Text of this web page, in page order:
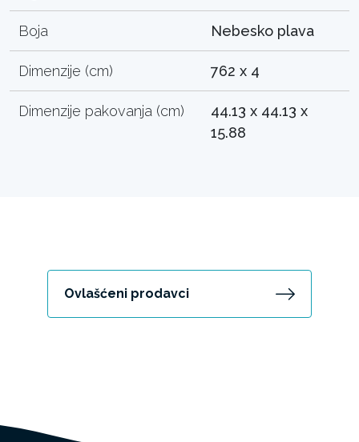
Boja Nebesko plava
Dimenzije (cm) 762 x 4
Dimenzije pakovanja (cm)
44.13 x 44.13 x
15.88
Ovlašćeni prodavci